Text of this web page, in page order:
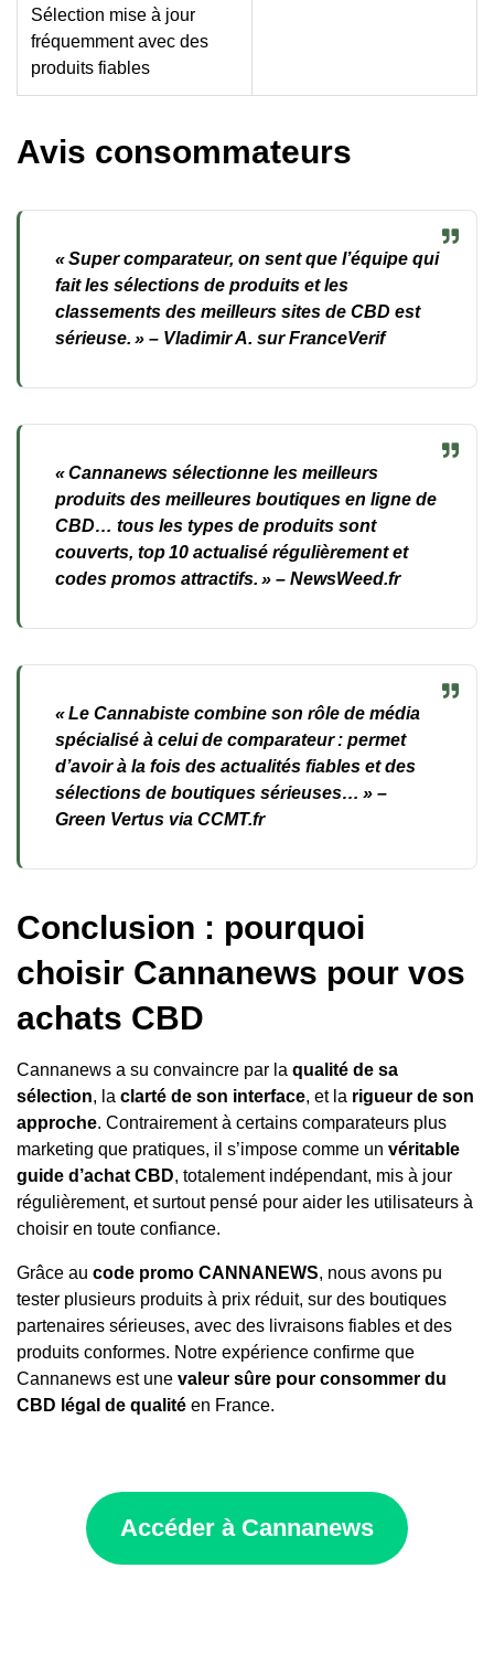
Sélection mise à jour
fréquemment avec des
produits fiables
Avis consommateurs
« Super comparateur, on sent que l’équipe qui
fait les sélections de produits et les
classements des meilleurs sites de CBD est
sérieuse. » – Vladimir A. sur FranceVerif
« Cannanews sélectionne les meilleurs
produits des meilleures boutiques en ligne de
CBD… tous les types de produits sont
couverts, top 10 actualisé régulièrement et
codes promos attractifs. » – NewsWeed.fr
« Le Cannabiste combine son rôle de média
spécialisé à celui de comparateur : permet
d’avoir à la fois des actualités fiables et des
sélections de boutiques sérieuses… » –
Green Vertus via CCMT.fr
Conclusion : pourquoi
choisir Cannanews pour vos
achats CBD
Cannanews a su convaincre par la qualité de sa
sélection, la clarté de son interface, et la rigueur de son
approche. Contrairement à certains comparateurs plus
marketing que pratiques, il s’impose comme un véritable
guide d’achat CBD, totalement indépendant, mis à jour
régulièrement, et surtout pensé pour aider les utilisateurs à
choisir en toute confiance.
Grâce au code promo CANNANEWS, nous avons pu
tester plusieurs produits à prix réduit, sur des boutiques
partenaires sérieuses, avec des livraisons fiables et des
produits conformes. Notre expérience confirme que
Cannanews est une valeur sûre pour consommer du
CBD légal de qualité en France.
Accéder à Cannanews